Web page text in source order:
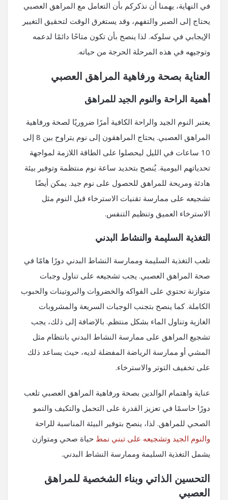
في النهاية، يهمنا أن نذكركم بأن التعامل مع المراهق العصبي
يحتاج إلى الصبر والتفهم، وقد يستغرق الوقت لتحقيق التغيير
الإيجابي في سلوكه. لذا ينصح بأن تكون متاحًا دائمًا لدعمه
وتوجيهه في هذه المرحلة الحرجة من حياته.
العناية بصحة ورفاهية المراهق العصبي
أهمية الراحة والنوم الجيد للمراهق
يعتبر النوم الجيد والراحة الكافية أمرًا ضروريًا لصحة ورفاهية
المراهق العصبي. يحتاج المراهقون إلى نوم يتراوح بين 8 إلى
10 ساعات في الليل ليحصلوا على الطاقة اللازمة لمواجهة
تحدياتهم اليومية. يُنصح بتحديد ساعة نوم منتظمة وتوفير بيئة
هادئة ومريحة للمراهق للحصول على نوم جيد. يمكن أيضًا
تشجيعه على ممارسة تقنيات الاسترخاء قبل النوم مثل
الاسترخاء العميق وتنظيم التنفس.
التغذية السليمة والنشاط البدني
تلعب التغذية السليمة وممارسة النشاط البدني دورًا هامًا في
صحة المراهق العصبي. يجب تشجيعه على تناول وجبات
متوازنة تحتوي على الفواكه والخضروات والبروتينات والحبوب
الكاملة. كما ينصح بتجنب الوجبات السريعة والمشروبات
الغازية وتناول الماء بشكل منتظم. بالإضافة إلى ذلك، يجب
تشجيع المراهق على ممارسة النشاط البدني بانتظام مثل
المشي أو ممارسة الرياضة المفضلة لديه، حيث يساعد ذلك
على تخفيف التوتر والاسترخاء.
عناية واهتمام الوالدين بصحة ورفاهية المراهق العصبي تلعب
دورًا حاسمًا في تعزيز القدرة على التحمل والتكيف والنمو
الصحي للمراهق. لذا، ينصح بتوفير البيئة المناسبة للراحة
والنوم الجيد وتشجيعه على تبني نمط حياة صحي ومتوازن
يشمل التغذية السليمة وممارسة النشاط البدني.
التحسين الذاتي وبناء الشخصية للمراهق
العصبي